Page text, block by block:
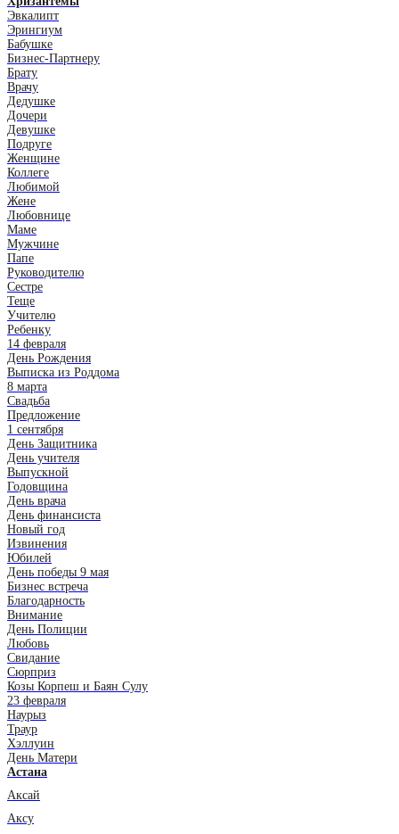
Эвкалипт
Эрингиум
Бабушке
Бизнес-Партнеру
Брату
Врачу
Дедушке
Дочери
Девушке
Подруге
Женщине
Коллеге
Любимой
Жене
Любовнице
Маме
Мужчине
Папе
Руководителю
Сестре
Теще
Учителю
Ребенку
14 февраля
День Рождения
Выписка из Роддома
8 марта
Свадьба
Предложение
1 сентября
День Защитника
День учителя
Выпускной
Годовщина
День врача
День финансиста
Новый год
Извинения
Юбилей
День победы 9 мая
Бизнес встреча
Благодарность
Внимание
День Полиции
Любовь
Свидание
Сюрприз
Козы Корпеш и Баян Сулу
23 февраля
Наурыз
Траур
Хэллуин
День Матери
Астана
Аксай
Аксу